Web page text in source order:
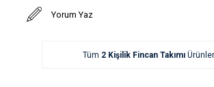
Yorum Yaz
Tüm 2 Kişilik Fincan Takımı